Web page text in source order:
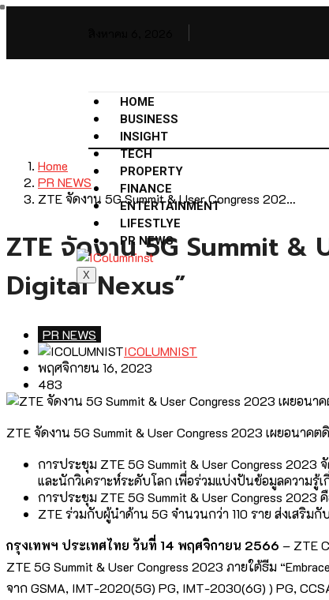
HOME
BUSINESS
INSIGHT
TECH
PROPERTY
FINANCE
ENTERTAINMENT
LIFESTLYE
PR NEWS
X
Home
PR NEWS
ZTE จัดงาน 5G Summit & User Congress 202…
ZTE จัดงาน 5G Summit &
Digital Nexus”
PR NEWS
ICOLUMNIST
พฤศจิกายน 16, 2023
483
ZTE จัดงาน 5G Summit & User Congress 2023 เผยอนาคต
การประชุม ZTE 5G Summit & User Congress
และนักวิเคราะห์ระดับโลก เพื่อร่วมแบ่งปันข้อมูลความรู้
การประชุม ZTE 5G Summit & User Congress
ZTE ร่วมกับผู้นำด้าน 5G จำนวนกว่า 110 ราย ส่งเสริม
กรุงเทพฯ ประเทศไทย วันที่ 14 พฤศจิกายน 2566 – ZTE
ZTE 5G Summit & User Congress 2023 ภายใต้ธีม
จาก GSMA, IMT-2020(5G) PG, IMT-2030(6G) ) PG,